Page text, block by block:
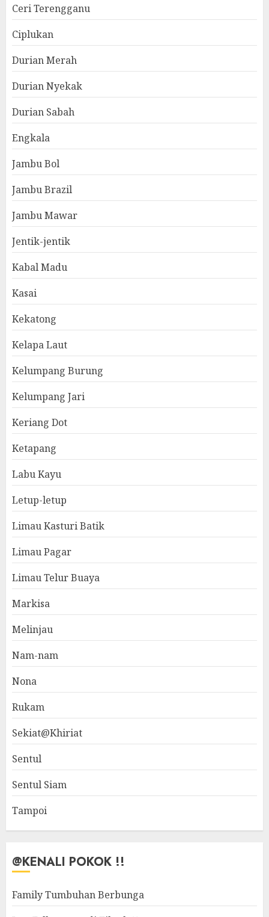
Ceri Terengganu
Ciplukan
Durian Merah
Durian Nyekak
Durian Sabah
Engkala
Jambu Bol
Jambu Brazil
Jambu Mawar
Jentik-jentik
Kabal Madu
Kasai
Kekatong
Kelapa Laut
Kelumpang Burung
Kelumpang Jari
Keriang Dot
Ketapang
Labu Kayu
Letup-letup
Limau Kasturi Batik
Limau Pagar
Limau Telur Buaya
Markisa
Melinjau
Nam-nam
Nona
Rukam
Sekiat@Khiriat
Sentul
Sentul Siam
Tampoi
@KENALI POKOK !!
Family Tumbuhan Berbunga